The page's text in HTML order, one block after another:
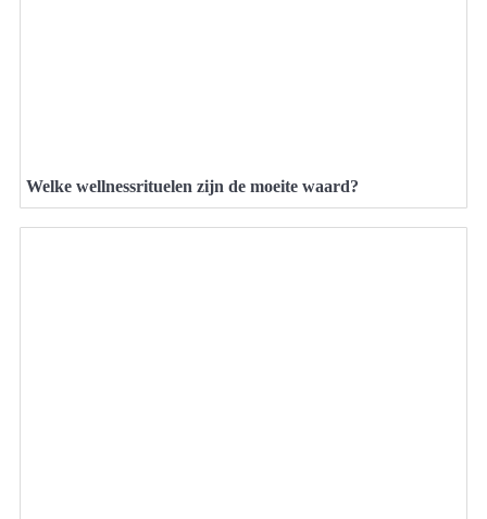
Welke wellnessrituelen zijn de moeite waard?